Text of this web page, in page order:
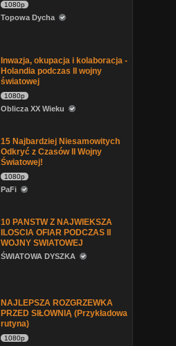
1080p
Topowa Dycha
Inwazja, okupacja i kolaboracja -
Holandia podczas II wojny
światowej
1080p
Oblicza XX Wieku
15 Najbardziej Niesamowitych
Odkryć z Czasów II Wojny
Światowej!
1080p
PaFi
10 PANSTW Z NAJWIEKSZA
ILOSCIA OFIAR PODCZAS II
WOJNY SWIATOWEJ
ŚWIATOWA DYSZKA
NAJLEPSZA ROZGRZEWKA
PRZED SIŁOWNIĄ (Przykładowa
rutyna)
1080p